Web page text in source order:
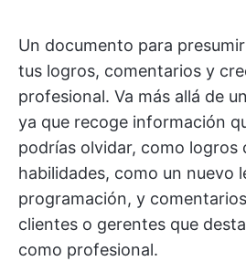
Un documento para
tus logros, comentarios y
profesional. Va más allá de
ya que recoge información
podrías olvidar, como logros
habilidades, como un nuevo
programación, y
clientes o gerentes que
como profesional.